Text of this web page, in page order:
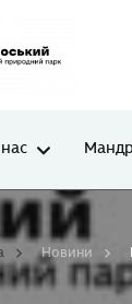
Новини